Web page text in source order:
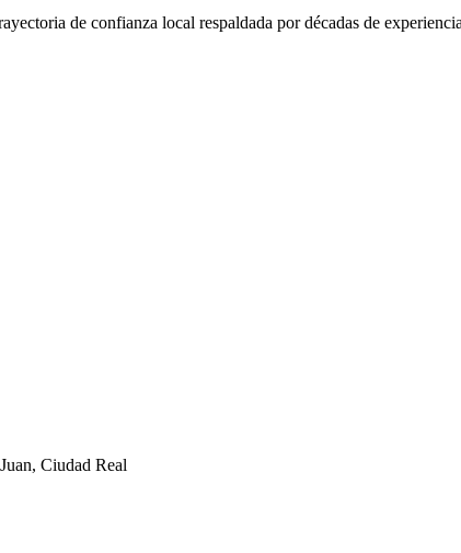
de confianza local respaldada por décadas de
Ciudad Real